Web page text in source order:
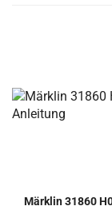
Märk­lin 31860